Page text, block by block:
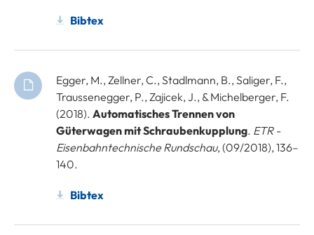
Bibtex
Egger, M., Zellner, C., Stadlmann, B., Saliger, F.,
Traussenegger, P., Zajicek, J., & Michelberger, F.
(2018). Automatisches Trennen von
Güterwagen mit Schraubenkupplung. ETR -
Eisenbahntechnische Rundschau, (09/2018), 136–
140.
Bibtex